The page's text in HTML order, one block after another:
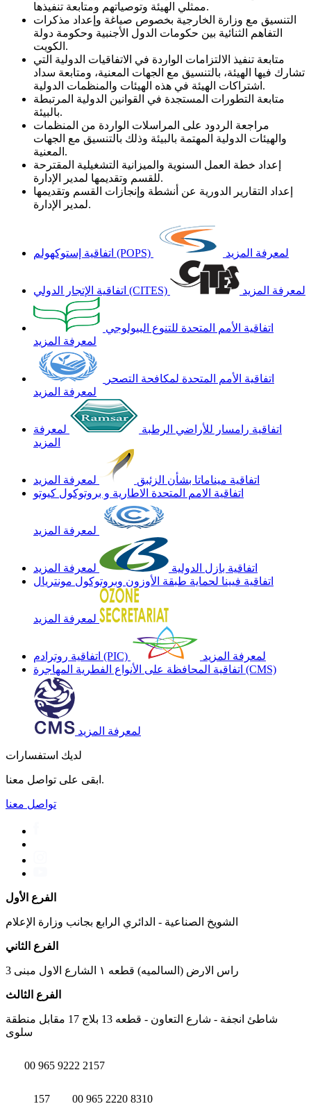
ممثلي الهيئة وتوصياتهم ومتابعة تنفيذها.
التنسيق مع وزارة الخارجية بخصوص صياغة وإعداد مذكرات
التفاهم الثنائية بين حكومات الدول الأجنبية وحكومة دولة
الكويت.
متابعة تنفيذ الالتزامات الواردة في الاتفاقيات الدولية التي
تشارك فيها الهيئة، بالتنسيق مع الجهات المعنية، ومتابعة سداد
اشتراكات الهيئة في هذه الهيئات والمنظمات الدولية.
متابعة التطورات المستجدة في القوانين الدولية المرتبطة
بالبيئة.
مراجعة الردود على المراسلات الواردة من المنظمات
والهيئات الدولية المهتمة بالبيئة وذلك بالتنسيق مع الجهات
المعنية.
إعداد خطة العمل السنوية والميزانية التشغيلية المقترحة
للقسم وتقديمها لمدير الإدارة.
إعداد التقارير الدورية عن أنشطة وإنجازات القسم وتقديمها
لمدير الإدارة.
اتفاقية إستوكهولم (POPS) لمعرفة المزيد
اتفاقية الإتجار الدولي (CITES) لمعرفة المزيد
اتفاقية الأمم المتحدة للتنوع البيولوجي
لمعرفة المزيد
اتفاقية الأمم المتحدة لمكافحة التصحر
لمعرفة المزيد
اتفاقية رامسار للأراضي الرطبة
لمعرفة
المزيد
اتفاقية ميناماتا بشأن الزئبق
لمعرفة المزيد
اتفاقية الامم المتحدة الاطارية و بروتوكول كيوتو
لمعرفة المزيد
اتفاقية بازل الدولية
لمعرفة المزيد
اتفاقية فيينا لحماية طبقة الأوزون وبروتوكول مونتريال
لمعرفة المزيد
اتفاقية روترادم (PIC)
لمعرفة المزيد
اتفاقية المحافظة على الأنواع الفطرية المهاجرة (CMS)
لمعرفة المزيد
لديك استفسارات
ابقى على تواصل معنا.
تواصل معنا
الفرع الأول
الشويخ الصناعية - الدائري الرابع بجانب وزارة الإعلام
الفرع الثاني
راس الارض (السالميه) قطعه ١ الشارع الاول مبنى 3
الفرع الثالث
شاطئ انجفة - شارع التعاون - قطعه 13 بلاج 17 مقابل منطقة
سلوى
00 965 9222 2157
157 00 965 2220 8310